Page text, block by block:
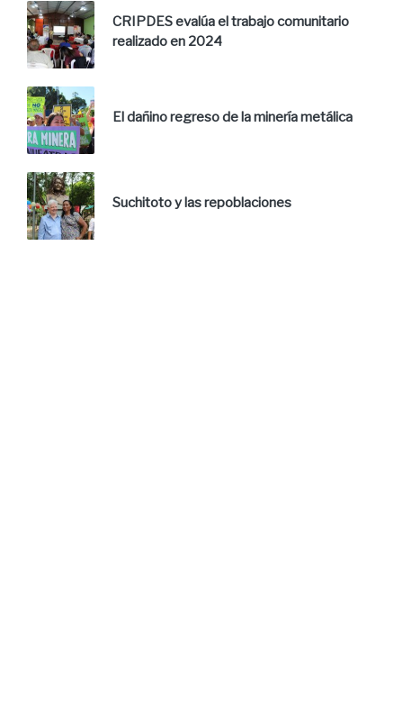
CRIPDES evalúa el trabajo comunitario
realizado en 2024
El dañino regreso de la minería metálica
Suchitoto y las repoblaciones